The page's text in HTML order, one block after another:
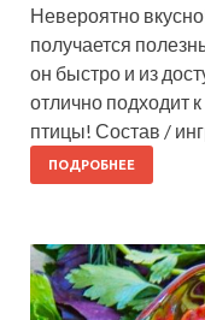
Невероятно
получается
он быстро и из
отлично подходит
птицы! Состав /
ПОДРОБНЕЕ